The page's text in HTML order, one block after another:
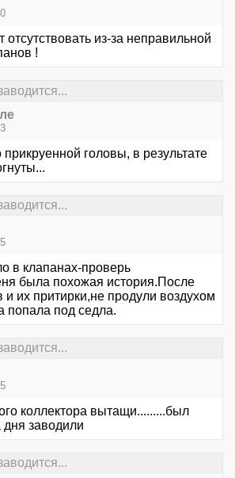
отсутствовать из-за неправильной
!
головы, в результате
в клапанах-проверь
была похожая история.После
их притирки,не продули воздухом
попала под седла.
коллектора вытащи.........был
дня заводили